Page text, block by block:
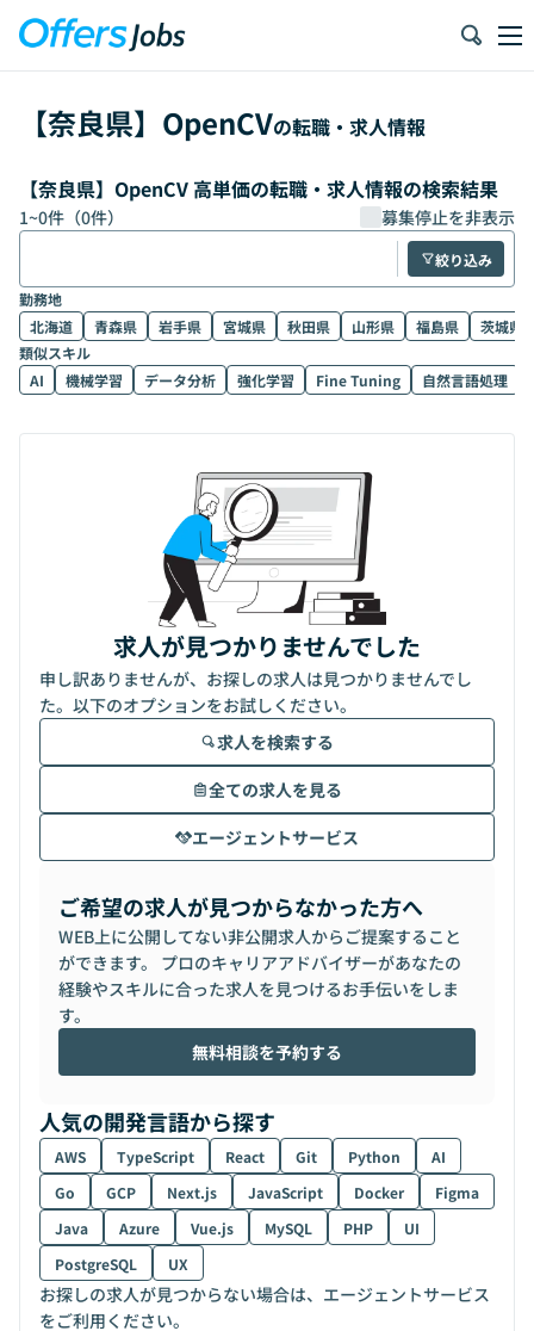
【奈良県】 OpenCVの転職・求人情報
【奈良県】OpenCV 高単価の転職・求人情報の検索結果
1~0件（0件） 募集停止を非表示
絞り込み
勤務地
北海道
青森県 岩手県 宮城県 秋田県 山形県 福島県
茨城県
類似スキル
AI
機械学習 データ分析 強化学習 Fine Tuning 自然言語処理
求人が見つかりませんでした
申し訳ありませんが、お探しの求人は見つかりませんでし
た。以下のオプションをお試しください。
求人を検索する
全ての求人を見る
エージェントサービス
ご希望の求人が見つからなかった方へ
WEB上に公開してない非公開求人からご提案すること
ができます。 プロのキャリアアドバイザーがあなたの
経験やスキルに合った求人を見つけるお手伝いをしま
す。
無料相談を予約する
人気の開発言語から探す
AWS TypeScript React Git Python
AI
Go
GCP Next.js JavaScript Docker
Figma
Java
Azure Vue.js MySQL PHP
UI
PostgreSQL
UX
お探しの求人が見つからない場合は、エージェントサービス
をご利用ください。